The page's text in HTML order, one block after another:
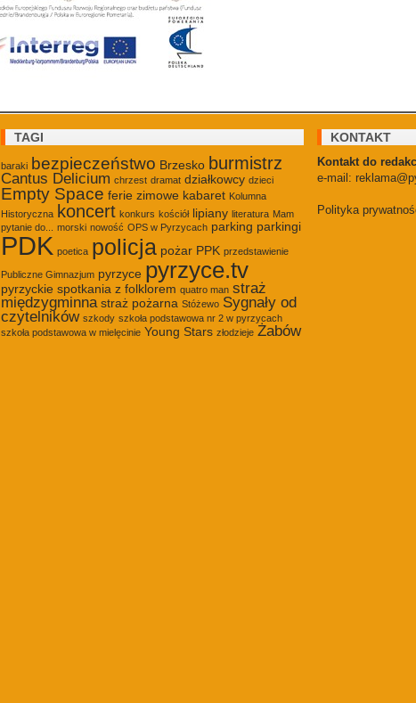
TAGI
baraki bezpieczeństwo Brzesko burmistrz
Cantus Delicium chrzest dramat działkowcy dzieci
Empty Space ferie zimowe kabaret Kolumna
Historyczna koncert konkurs kościół lipiany literatura Mam
pytanie do...
morski nowość OPS w Pyrzycach parking parkingi
PDK poetica policja pożar PPK przedstawienie
Publiczne Gimnazjum pyrzyce pyrzyce.tv
pyrzyckie spotkania z folklorem quatro man straż
międzygminna straż pożarna Stóżewo Sygnały od
czytelników szkody szkoła podstawowa nr 2 w pyrzycach
szkoła podstawowa w mielęcinie Young Stars złodzieje Żabów
KONTAKT
Kontakt do
e-mail:
Polityka